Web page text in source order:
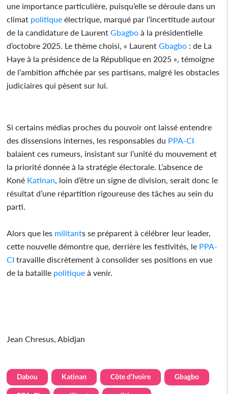
une importance particulière, puisqu’elle se déroule dans un
climat politique électrique, marqué par l’incertitude autour
de la candidature de LaurentGbagbo à la présidentielle
d’octobre 2025. Le thème choisi, « LaurentGbagbo : de La
Haye à la présidence de la République en 2025 », témoigne
de l’ambition affichée par ses partisans, malgré les obstacles
judiciaires qui pèsent sur lui.
Si certains médias proches du pouvoir ont laissé entendre
des dissensions internes, les responsables du PPA-CI
balaient ces rumeurs, insistant sur l’unité du mouvement et
la priorité donnée à la stratégie électorale. L’absence de
Koné Katinan , loin d’être un signe de division, serait donc le
résultat d’une répartition rigoureuse des tâches au sein du
parti.
Alors que les militants se préparent à célébrer leur leader,
cette nouvelle démontre que, derrière les festivités, le PPA-
CI travaille discrètement à consolider ses positions en vue
de la bataille politique à venir.
Jean Chresus, Abidjan
Dabou Katinan Côte d'Ivoire Gbagbo